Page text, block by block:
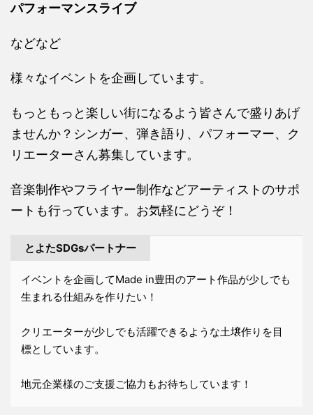
パフォーマンスライブ
などなど
様々なイベントを企画しています。
もっともっと楽しい街になるよう皆さんで盛りあげ
ませんか？シンガー、弾き語り、パフォーマー、ク
リエーターさん募集しています。
音楽制作やフライヤー制作などアーティストのサポ
ートも行っています。お気軽にどうぞ！
とよたSDGsパートナー
イベントを企画してMade in豊田のアート作品が少しでも
生まれる仕組みを作りたい！
クリエーターが少しでも活躍できるような土壌作りを目
標としています。
地元企業様のご支援ご協力もお待ちしています！